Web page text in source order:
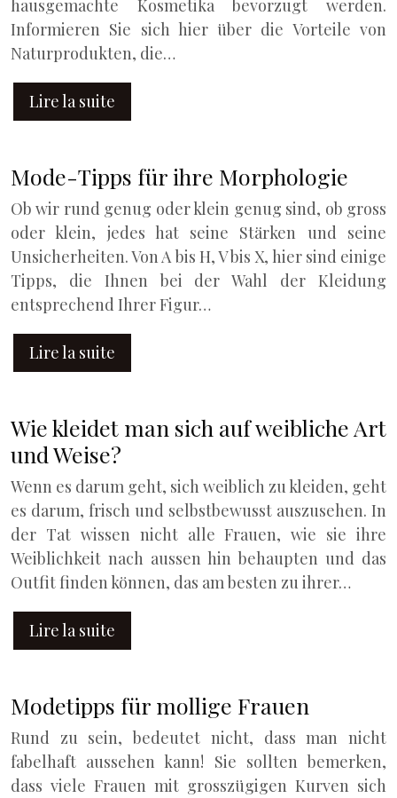
hausgemachte Kosmetika bevorzugt werden.
Informieren Sie sich hier über die Vorteile von
Naturprodukten, die…
Lire la suite
Mode-Tipps für ihre Morphologie
Ob wir rund genug oder klein genug sind, ob gross
oder klein, jedes hat seine Stärken und seine
Unsicherheiten. Von A bis H, V bis X, hier sind einige
Tipps, die Ihnen bei der Wahl der Kleidung
entsprechend Ihrer Figur…
Lire la suite
Wie kleidet man sich auf weibliche Art
und Weise?
Wenn es darum geht, sich weiblich zu kleiden, geht
es darum, frisch und selbstbewusst auszusehen. In
der Tat wissen nicht alle Frauen, wie sie ihre
Weiblichkeit nach aussen hin behaupten und das
Outfit finden können, das am besten zu ihrer…
Lire la suite
Modetipps für mollige Frauen
Rund zu sein, bedeutet nicht, dass man nicht
fabelhaft aussehen kann! Sie sollten bemerken,
dass viele Frauen mit grosszügigen Kurven sich